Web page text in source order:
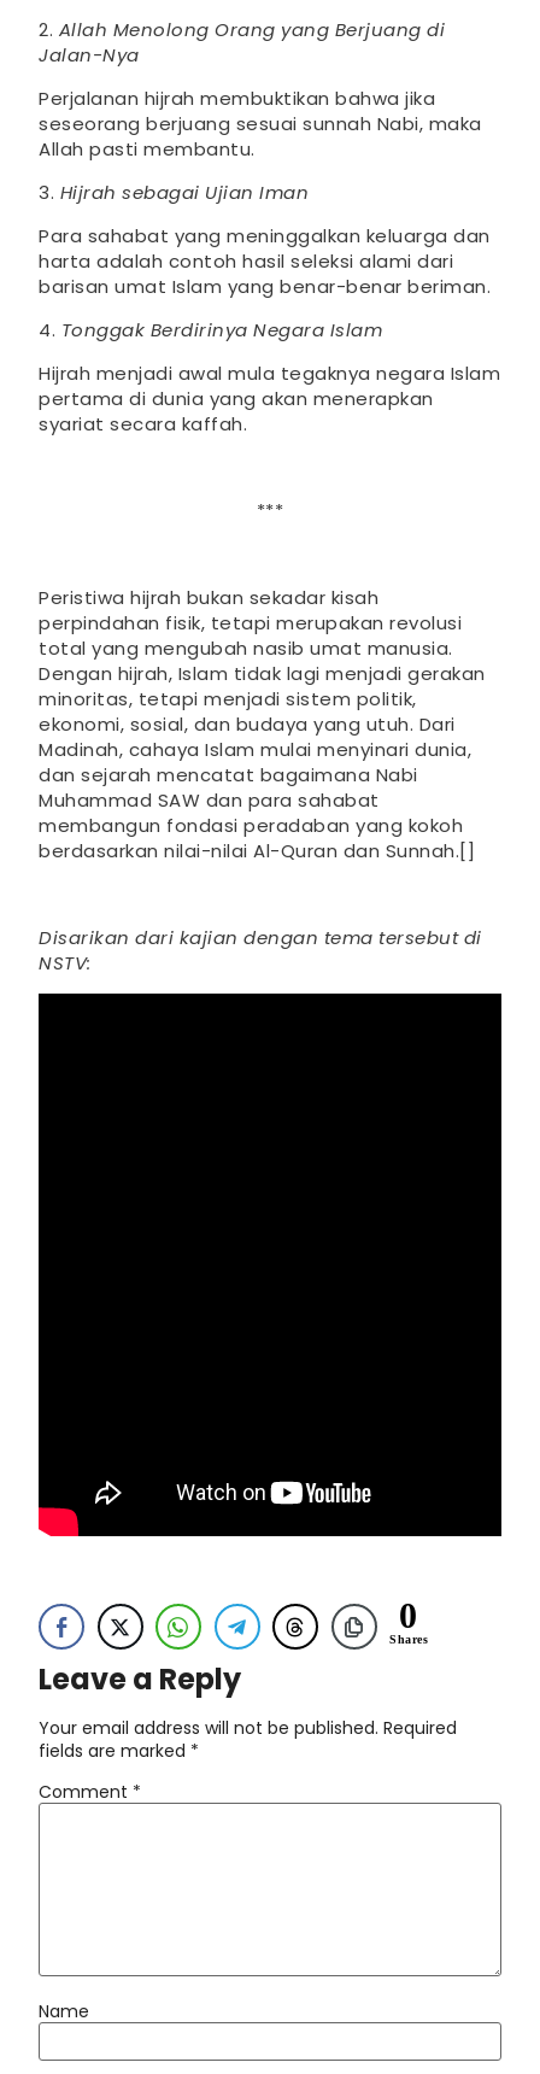
2. Allah Menolong Orang yang Berjuang di
Jalan-Nya
Perjalanan hijrah membuktikan bahwa jika
seseorang berjuang sesuai sunnah Nabi, maka
Allah pasti membantu.
3. Hijrah sebagai Ujian Iman
Para sahabat yang meninggalkan keluarga dan
harta adalah contoh hasil seleksi alami dari
barisan umat Islam yang benar-benar beriman.
4. Tonggak Berdirinya Negara Islam
Hijrah menjadi awal mula tegaknya negara Islam
pertama di dunia yang akan menerapkan
syariat secara kaffah.
***
Peristiwa hijrah bukan sekadar kisah
perpindahan fisik, tetapi merupakan revolusi
total yang mengubah nasib umat manusia.
Dengan hijrah, Islam tidak lagi menjadi gerakan
minoritas, tetapi menjadi sistem politik,
ekonomi, sosial, dan budaya yang utuh. Dari
Madinah, cahaya Islam mulai menyinari dunia,
dan sejarah mencatat bagaimana Nabi
Muhammad SAW dan para sahabat
membangun fondasi peradaban yang kokoh
berdasarkan nilai-nilai Al-Quran dan Sunnah.[]
Disarikan dari kajian dengan tema tersebut di
NSTV:
0
Shares
Leave a Reply
Your email address will not be published. Required
fields are marked *
Comment *
Name